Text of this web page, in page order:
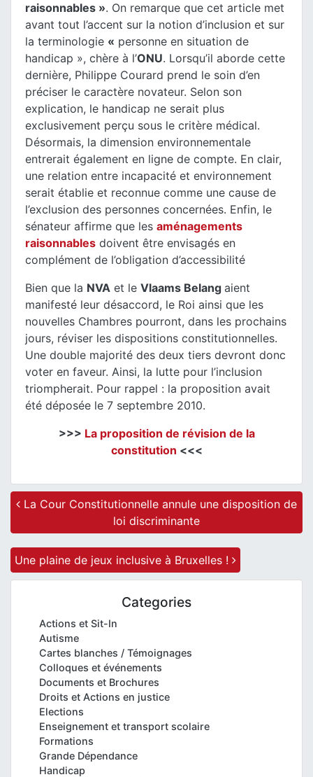
raisonnables ». On remarque que cet article met
avant tout l’accent sur la notion d’inclusion et sur
la terminologie « personne en situation de
handicap », chère à l’ONU. Lorsqu’il aborde cette
dernière, Philippe Courard prend le soin d’en
préciser le caractère novateur. Selon son
explication, le handicap ne serait plus
exclusivement perçu sous le critère médical.
Désormais, la dimension environnementale
entrerait également en ligne de compte. En clair,
une relation entre incapacité et environnement
serait établie et reconnue comme une cause de
l’exclusion des personnes concernées. Enfin, le
sénateur affirme que les aménagements
raisonnables doivent être envisagés en
complément de l’obligation d’accessibilité
Bien que la NVA et le Vlaams Belang aient
manifesté leur désaccord, le Roi ainsi que les
nouvelles Chambres pourront, dans les prochains
jours, réviser les dispositions constitutionnelles.
Une double majorité des deux tiers devront donc
voter en faveur. Ainsi, la lutte pour l’inclusion
triompherait. Pour rappel : la proposition avait
été déposée le 7 septembre 2010.
>>> La proposition de révision de la
constitution <<<
Post navigation
La Cour Constitutionnelle annule une disposition de
loi discriminante
Une plaine de jeux inclusive à Bruxelles !
Categories
Actions et Sit-In
Autisme
Cartes blanches / Témoignages
Colloques et événements
Documents et Brochures
Droits et Actions en justice
Elections
Enseignement et transport scolaire
Formations
Grande Dépendance
Handicap